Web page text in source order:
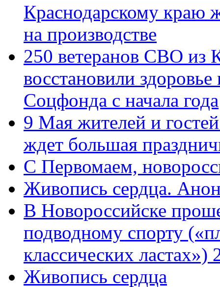
Краснодарскому краю
на производстве
250 ветеранов СВО из
восстановили
Соцфонда с начала года
9 Мая жителей и
ждет большая
C Первомаем,
Живопись сердца.
В Новороссийске
подводному спорту
классических
Живопись сердца